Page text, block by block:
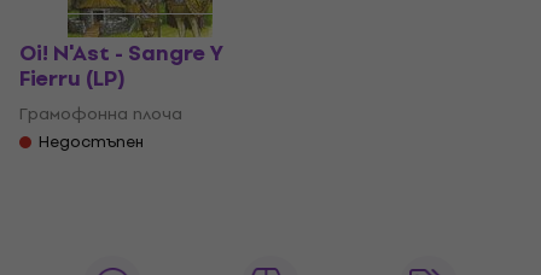
Oi! N'Ast - Sangre Y
Fierru (LP)
Грамофонна плоча
Недостъпен